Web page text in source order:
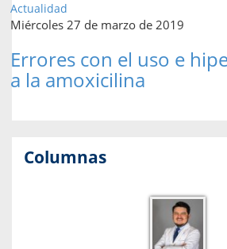
Actualidad
Miércoles 27 de marzo de 2019
Errores con el uso e
a la amoxicilina
Columnas